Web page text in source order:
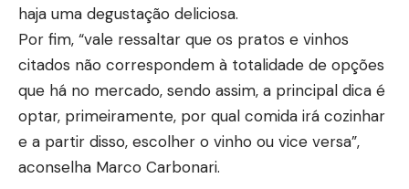
haja uma degustação deliciosa.
Por fim, “vale ressaltar que os pratos e vinhos
citados não correspondem à totalidade de opções
que há no mercado, sendo assim, a principal dica é
optar, primeiramente, por qual comida irá cozinhar
e a partir disso, escolher o vinho ou vice versa”,
aconselha Marco Carbonari.